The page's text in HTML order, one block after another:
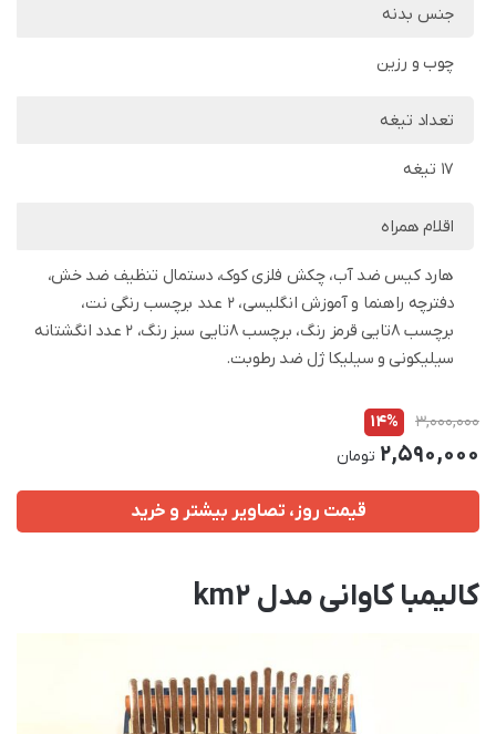
جنس بدنه
چوب و رزین
تعداد تیغه
17 تیغه
اقلام همراه
هارد کیس ضد آب، چکش فلزی کوک، دستمال تنظیف ضد خش،
دفترچه راهنما و آموزش انگلیسی، 2 عدد برچسب رنگی نت،
برچسب 8تایی قرمز رنگ، برچسب 8تایی سبز رنگ، 2 عدد انگشتانه
سیلیکونی و سیلیکا ژل ضد رطوبت.
3,000,000
14%
2,590,000 تومان
قیمت روز، تصاویر بیشتر و خرید
کالیمبا کاوانی مدل km2